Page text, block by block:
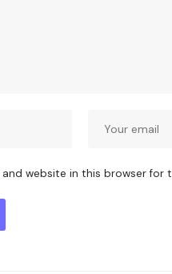
and website in this browser